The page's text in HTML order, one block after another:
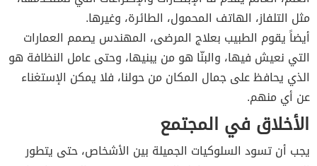
مثل التلفاز، الهاتف المحمول، الطائرة، وغيرها.
أيضاً يقوم الطبيب بعلاج المرضى، المهندس يصمم العمارات
التي نعيش فيها، والبنّا هو من يبنيها، وحتى عامل النظافة هو
الذي يحافظ على جمال المكان من حولنا، فلا يمكن الإستغناء
عن أي منهم.
الأخلاق في المجتمع
يجب أن تسود السلوكيات الجميلة بين الأشخاص، حتى يتطور